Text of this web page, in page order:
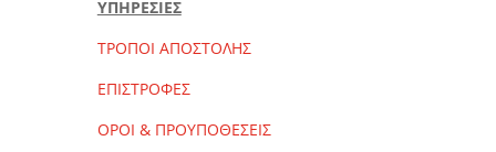
ΥΠΗΡΕΣΙΕΣ
ΤΡΟΠΟΙ ΑΠΟΣΤΟΛΗΣ
ΕΠΙΣΤΡΟΦΕΣ
ΟΡΟΙ & ΠΡΟΥΠΟΘΕΣΕΙΣ